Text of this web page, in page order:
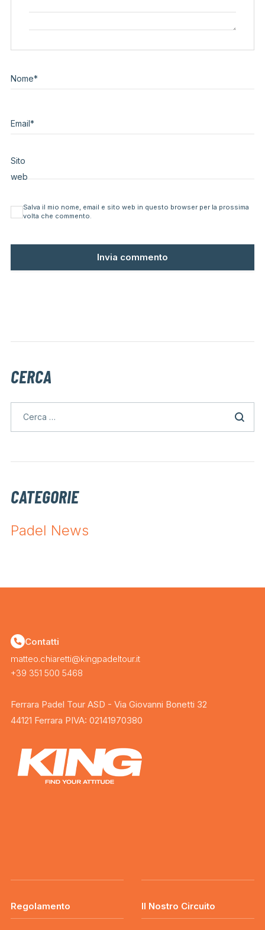
Nome*
Email*
Sito
web
Salva il mio nome, email e sito web in questo browser per la prossima
volta che commento.
CERCA
CATEGORIE
Padel News
Contatti
matteo.chiaretti@kingpadeltour.it
+39 351 500 5468
Ferrara Padel Tour ASD - Via Giovanni Bonetti 32
44121 Ferrara PIVA: 02141970380
Regolamento Il Nostro Circuito